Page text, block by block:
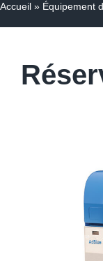
Accueil » Équipement